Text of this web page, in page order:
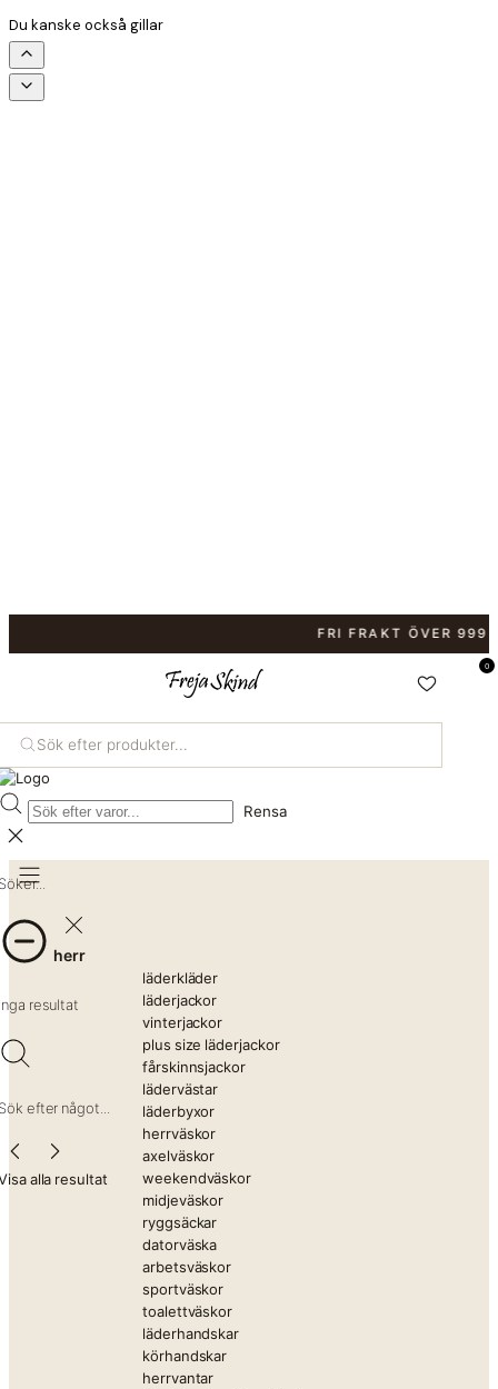
Du kanske också gillar
FRI FRAKT ÖVER 999
Sök efter produkter...
Rensa
resultat
efter något...
alla resultat
0
herr
läderkläder
läderjackor
vinterjackor
plus size läderjackor
fårskinnsjackor
lädervästar
läderbyxor
herrväskor
axelväskor
weekendväskor
midjeväskor
ryggsäckar
datorväska
arbetsväskor
sportväskor
toalettväskor
läderhandskar
körhandskar
herrvantar